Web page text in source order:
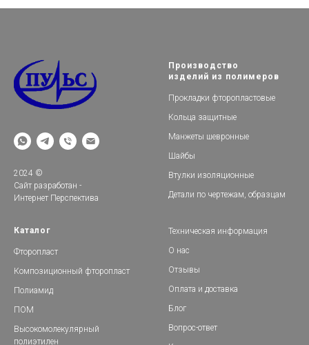
2024 ©
Сайт разработан -
Интернет Перспектива
Производство
изделий из полимеров
Прокладки фторопластовые
Кольца защитные
Манжеты шевронные
Шайбы
Втулки изоляционные
Детали по чертежам, образцам
Каталог
Фторопласт
Композиционный фторопласт
Полиамид
ПОМ
Высокомолекулярный
полиэтилен
Техническая информация
О нас
Отзывы
Оплата и доставка
Блог
Вопрос-ответ